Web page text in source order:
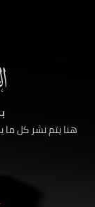
هنا يتم نشر كل